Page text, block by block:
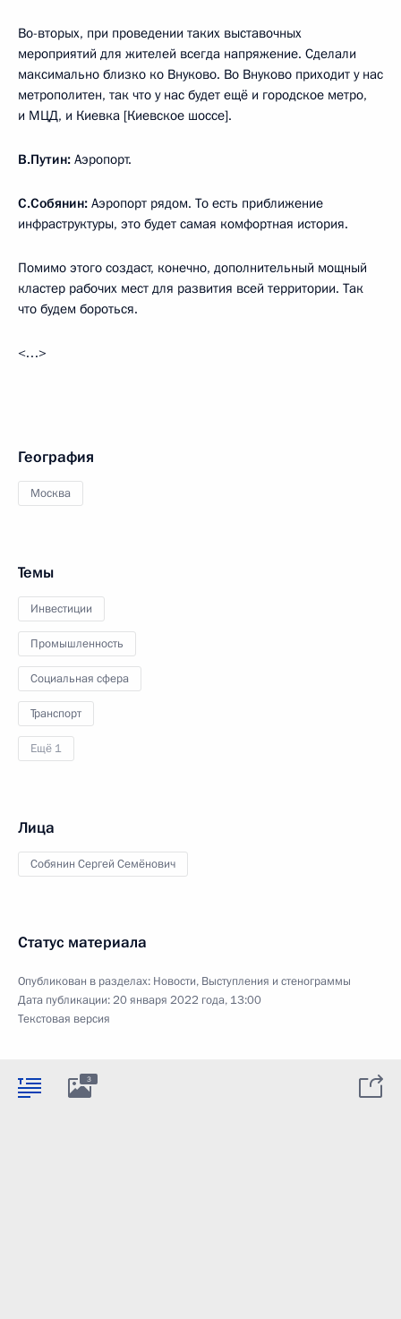
Во-вторых, при проведении таких выставочных
мероприятий для жителей всегда напряжение. Сделали
максимально близко ко Внуково. Во Внуково приходит у нас
метрополитен, так что у нас будет ещё и городское метро,
и МЦД, и Киевка [Киевское шоссе].
В.Путин: Аэропорт.
С.Собянин: Аэропорт рядом. То есть приближение
инфраструктуры, это будет самая комфортная история.
Помимо этого создаст, конечно, дополнительный мощный
кластер рабочих мест для развития всей территории. Так
что будем бороться.
<…>
География
Москва
Темы
Инвестиции
Промышленность
Социальная сфера
Транспорт
Ещё 1
Лица
Собянин Сергей Семёнович
Статус материала
Опубликован в разделах: Новости, Выступления и стенограммы
Дата публикации:20 января 2022 года, 13:00
Текстовая версия
3